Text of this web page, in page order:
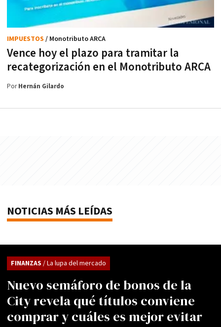
Vence hoy el plazo para tramitar la
recategorización en el Monotributo ARCA
IMPUESTOS / Monotributo ARCA
PorHernán Gilardo
NOTICIAS MÁS LEÍDAS
Nuevo semáforo de bonos de la
City revela qué títulos conviene
comprar y cuáles es mejor evitar
FINANZAS / La lupa del mercado